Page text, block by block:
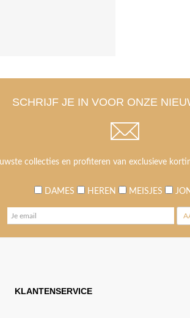
SCHRIJF JE IN VOOR ONZE
collecties en profiteren van exclusieve
DAMES HEREN MEISJES
KLANTENSERVICE